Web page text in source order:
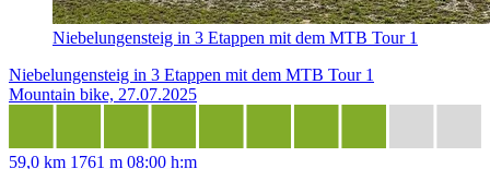
Niebelungensteig in 3 Etappen mit dem MTB Tour 1
Niebelungensteig in 3 Etappen mit dem MTB Tour 1
Mountain bike, 27.07.2025
59,0 km 1761 m 08:00 h:m